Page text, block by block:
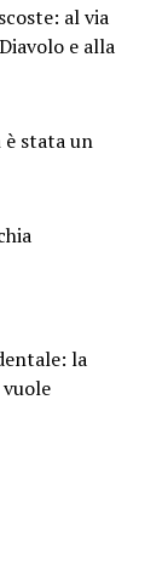
al via
e alla
stata un
la